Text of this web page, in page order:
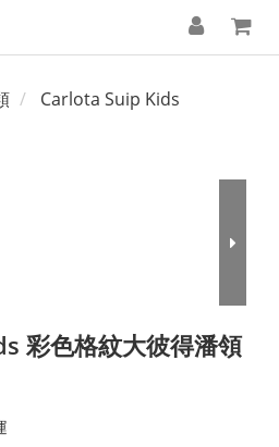
Carlota Suip Kids
彩色格紋大彼得潘領